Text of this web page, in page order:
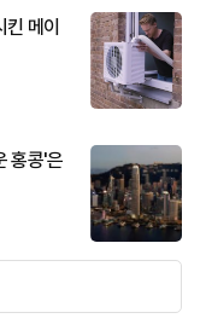
메이
홍콩'은